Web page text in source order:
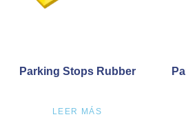
Parking Stops Rubber
LEER MÁS